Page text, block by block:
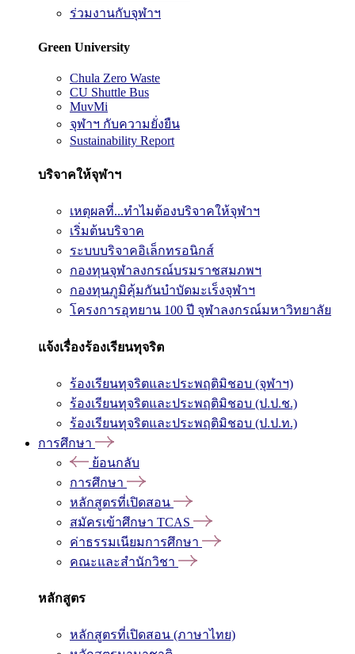
ร่วมงานกับจุฬาฯ
Green University
Chula Zero Waste
CU Shuttle Bus
MuvMi
จุฬาฯ กับความยั่งยืน
Sustainability Report
บริจาคให้จุฬาฯ
เหตุผลที่...ทำไมต้องบริจาคให้จุฬาฯ
เริ่มต้นบริจาค
ระบบบริจาคอิเล็กทรอนิกส์
กองทุนจุฬาลงกรณ์บรมราชสมภพฯ
กองทุนภูมิคุ้มกันบำบัดมะเร็งจุฬาฯ
โครงการอุทยาน 100 ปี จุฬาลงกรณ์มหาวิทยาลัย
แจ้งเรื่องร้องเรียนทุจริต
ร้องเรียนทุจริตและประพฤติมิชอบ (จุฬาฯ)
ร้องเรียนทุจริตและประพฤติมิชอบ (ป.ป.ช.)
ร้องเรียนทุจริตและประพฤติมิชอบ (ป.ป.ท.)
การศึกษา
ย้อนกลับ
การศึกษา
หลักสูตรที่เปิดสอน
สมัครเข้าศึกษา TCAS
ค่าธรรมเนียมการศึกษา
คณะและสำนักวิชา
หลักสูตร
หลักสูตรที่เปิดสอน (ภาษาไทย)